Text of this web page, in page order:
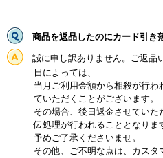
商品を返品したのにカード引き
誠に申し訳ありません。ご返品
日によっては、
当月ご利用金額から相殺が行
ていただくことがございます。
その場合、後日返金させてい
伝処理が行われることとなりま
予めご了承くださいませ。
その他、ご不明な点は、カス